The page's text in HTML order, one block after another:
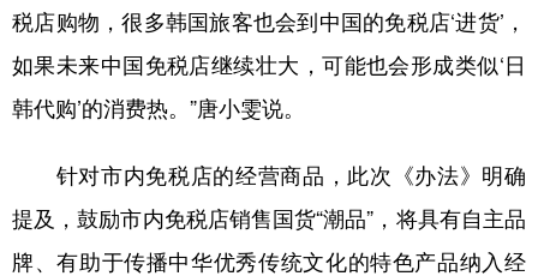
税店购物，很多韩国旅客也会到中国的免税店‘进货’，
如果未来中国免税店继续壮大，可能也会形成类似‘日
韩代购’的消费热。”唐小雯说。
针对市内免税店的经营商品，此次《办法》明确
提及，鼓励市内免税店销售国货“潮品”，将具有自主品
牌、有助于传播中华优秀传统文化的特色产品纳入经